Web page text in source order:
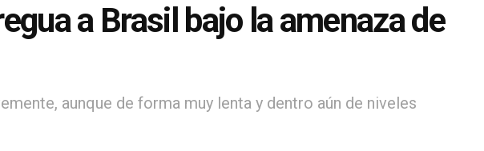
a Brasil bajo la amenaza de
aunque de forma muy lenta y dentro aún de niveles